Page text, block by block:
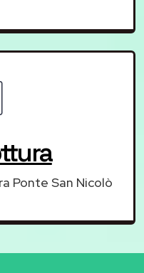
Ponte San Nicolò